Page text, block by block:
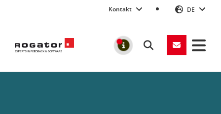
Kontakt DE
MELDUNGEN
Suchen